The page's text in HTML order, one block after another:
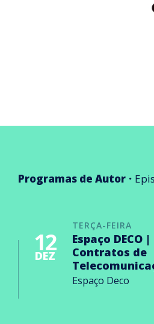
Programas de Autor
TERÇA-FEIRA
12
DEZ
Espaço DECO |
Contratos de
Espaço Deco